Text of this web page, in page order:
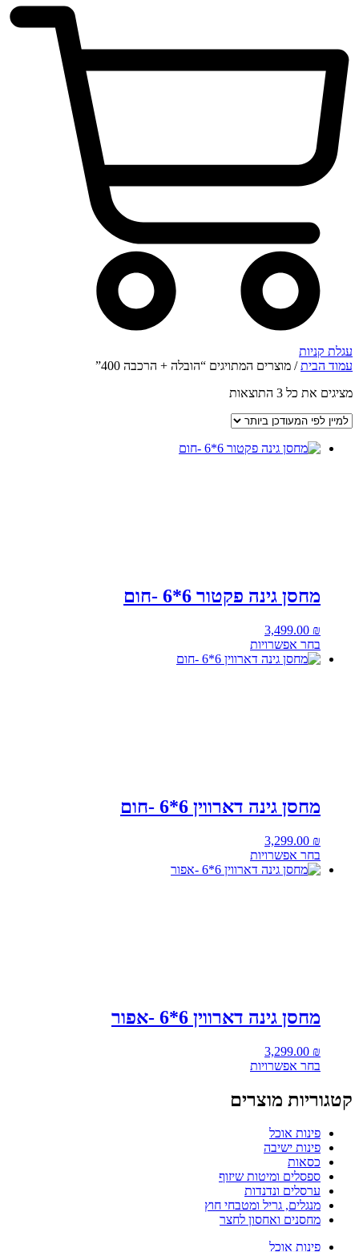
עגלת קניות
עמוד הבית/ מוצרים המתויגים “הובלה + הרכבה 400”
מציגים את כל ⁦3⁩ התוצאות
ביותר
מחסן גינה פקטור 6*6 -חום
3,499.00 ₪
בחר אפשרויות
מחסן גינה דארווין 6*6 -חום
3,299.00 ₪
בחר אפשרויות
מחסן גינה דארווין 6*6 -אפור
3,299.00 ₪
בחר אפשרויות
קטגוריות מוצרים
פינות אוכל
פינות ישיבה
כסאות
ספסלים ומיטות שיזוף
ערסלים ונדנדות
מנגלים, גריל ומטבחי חוץ
מחסנים ואחסון לחצר
פינות אוכל